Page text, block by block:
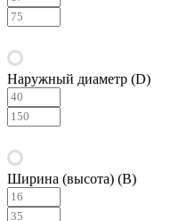
Наружный диаметр (D)
Ширина (высота) (B)